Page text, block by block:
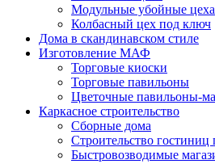
Модульные убойные цеха
Колбасный цех под ключ
Дома в скандинавском стиле
Изготовление МАФ
Торговые киоски
Торговые павильоны
Цветочные павильоны-
Каркасное строительство
Сборные дома
Строительство
Быстровозводимые